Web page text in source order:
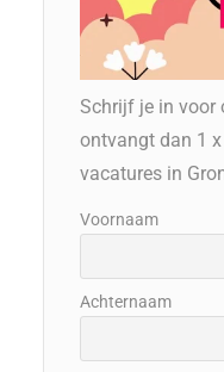
Schrijf je in voor
ontvangt dan 1
vacatures in
Voornaam
Achternaam